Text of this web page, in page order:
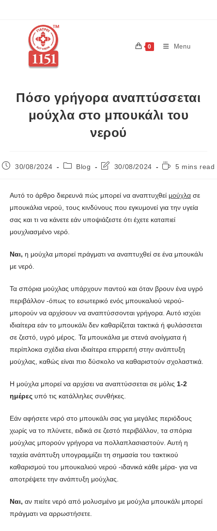
0 Menu
Πόσο γρήγορα αναπτύσσεται
μούχλα στο μπουκάλι του
νερού
30/08/2024 Blog 30/08/2024 5 mins read
Αυτό το άρθρο διερευνά πώς μπορεί να αναπτυχθεί μούχλα σε
μπουκάλια νερού, τους κινδύνους που εγκυμονεί για την υγεία
σας και τι να κάνετε εάν υποψιάζεστε ότι έχετε καταπιεί
μουχλιασμένο νερό.
Ναι, η μούχλα μπορεί πράγματι να αναπτυχθεί σε ένα μπουκάλι
με νερό.
Τα σπόρια μούχλας υπάρχουν παντού και όταν βρουν ένα υγρό
περιβάλλον -όπως το εσωτερικό ενός μπουκαλιού νερού-
μπορούν να αρχίσουν να αναπτύσσονται γρήγορα. Αυτό ισχύει
ιδιαίτερα εάν το μπουκάλι δεν καθαρίζεται τακτικά ή φυλάσσεται
σε ζεστό, υγρό μέρος. Τα μπουκάλια με στενά ανοίγματα ή
περίπλοκα σχέδια είναι ιδιαίτερα επιρρεπή στην ανάπτυξη
μούχλας, καθώς είναι πιο δύσκολο να καθαριστούν σχολαστικά.
Η μούχλα μπορεί να αρχίσει να αναπτύσσεται σε μόλις 1-2
ημέρες υπό τις κατάλληλες συνθήκες.
Εάν αφήσετε νερό στο μπουκάλι σας για μεγάλες περιόδους
χωρίς να το πλύνετε, ειδικά σε ζεστό περιβάλλον, τα σπόρια
μούχλας μπορούν γρήγορα να πολλαπλασιαστούν. Αυτή η
ταχεία ανάπτυξη υπογραμμίζει τη σημασία του τακτικού
καθαρισμού του μπουκαλιού νερού -ιδανικά κάθε μέρα- για να
αποτρέψετε την ανάπτυξη μούχλας.
Ναι, αν πιείτε νερό από μολυσμένο με μούχλα μπουκάλι μπορεί
πράγματι να αρρωστήσετε.